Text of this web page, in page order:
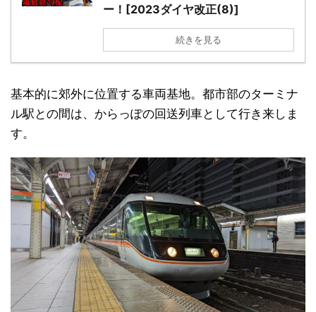
ー！[2023ダイヤ改正(8)]
続きを見る
基本的に郊外に位置する車両基地。都市部のターミナ
ル駅との間は、からっぽの回送列車として行き来しま
す。